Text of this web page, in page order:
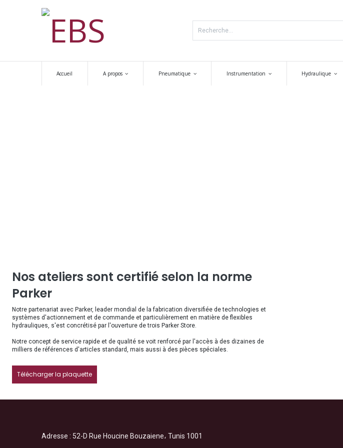
Accueil A propos Pneumatique Instrumentation Hydraulique
Nos ateliers sont certifié selon la norme
Parker
Notre partenariat avec Parker, leader mondial de la fabrication diversifiée de technologies et
systèmes d'actionnement et de commande et particulièrement en matière de flexibles
hydrauliques, s'est concrétisé par l'ouverture de trois Parker Store.
Notre concept de service rapide et de qualité se voit renforcé par l'accès à des dizaines de
milliers de références d'articles standard, mais aussi à des pièces spéciales.
Télécharger la plaquette
Adresse : 52-D Rue Houcine Bouzaiene، Tunis 1001